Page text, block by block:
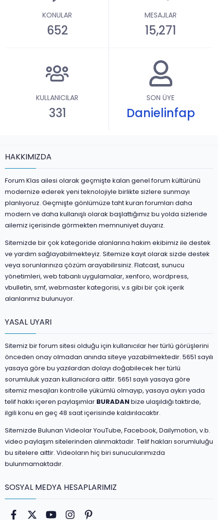
KONULAR
652
MESAJLAR
15,271
KULLANICILAR
331
SON ÜYE
Danielinfap
HAKKIMIZDA
Forum Klas ailesi olarak geçmişte kalan genel forum kültürünü
modernize ederek yeni teknolojiyle birlikte sizlere sunmayı
planlıyoruz. Geçmişte gönlümüze taht kuran forumları daha
modern ve daha kullanışlı olarak başlattığımız bu yolda sizleride
ailemiz içerisinde görmekten memnuniyet duyarız.
Sitemizde bir çok kategoride alanlarına hakim ekibimiz ile destek
ve yardım sağlayabilmekteyiz. Sitemize kayıt olarak sizde destek
veya sorunlarınıza çözüm arayabilirsiniz. Flatcast, sunucu
yönetimleri, web tabanlı uygulamalar, xenforo, wordpress,
vbulletin, smf, webmaster kategorisi, v.s gibi bir çok içerik
alanlarımız bulunuyor.
YASAL UYARI
Sitemiz bir forum sitesi olduğu için kullanıcılar her türlü görüşlerini
önceden onay olmadan anında siteye yazabilmektedir. 5651 sayılı
yasaya göre bu yazılardan dolayı doğabilecek her türlü
sorumluluk yazan kullanıcılara aittir. 5651 sayılı yasaya göre
sitemiz mesajları kontrolle yükümlü olmayıp, yasaya aykırı yada
telif hakkı içeren paylaşımlar BURADANbize ulaşıldığı taktirde,
ilgili konu en geç 48 saat içerisinde kaldırılacaktır.
Sitemizde Bulunan Videolar YouTube, Facebook, Dailymotion, v.b.
video paylaşım sitelerinden alınmaktadır. Telif hakları sorumluluğu
bu sitelere aittir. Videoların hiç biri sunucularımızda
bulunmamaktadır.
SOSYAL MEDYA HESAPLARIMIZ
Facebook
Twitter youtubeInstagram